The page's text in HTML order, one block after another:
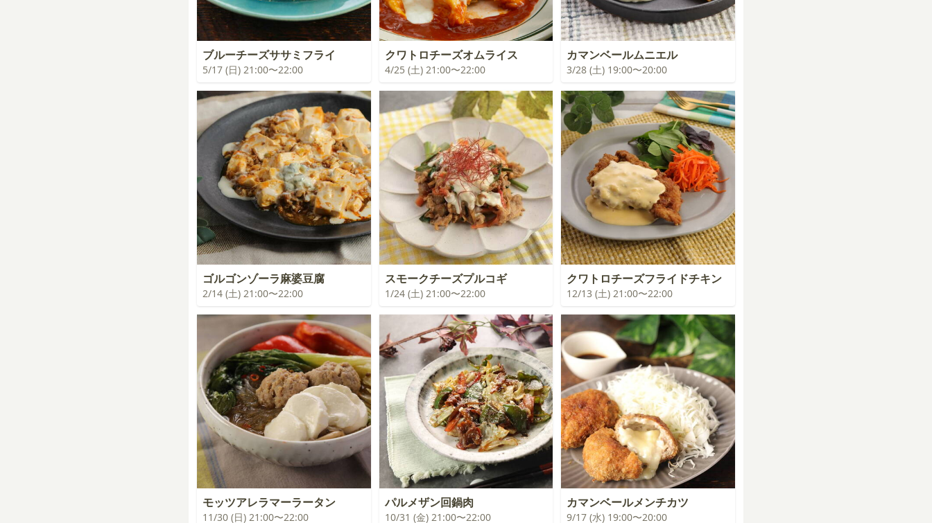
ブルーチーズササミフライ
5/17 (日) 21:00〜22:00
クワトロチーズオムライス
4/25 (土) 21:00〜22:00
カマンベールムニエル
3/28 (土) 19:00〜20:00
ゴルゴンゾーラ麻婆豆腐
2/14 (土) 21:00〜22:00
スモークチーズプルコギ
1/24 (土) 21:00〜22:00
クワトロチーズフライドチキン
12/13 (土) 21:00〜22:00
モッツアレラマーラータン
11/30 (日) 21:00〜22:00
パルメザン回鍋肉
10/31 (金) 21:00〜22:00
カマンベールメンチカツ
9/17 (水) 19:00〜20:00